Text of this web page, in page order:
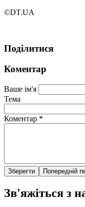
©DT.UA
Поділитися
Коментар
Ваше ім'я
Тема
Коментар *
Зв'яжіться з